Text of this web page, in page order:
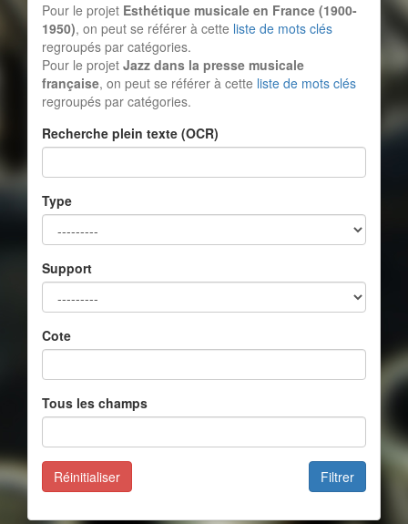
Pour le projet Esthétique musicale en France (1900-
1950), on peut se référer à cette liste de mots clés
regroupés par catégories.
Pour le projet Jazz dans la presse musicale
française, on peut se référer à cette liste de mots clés
regroupés par catégories.
Recherche plein texte (OCR)
Type
Support
Cote
Tous les champs
Filtrer
Réinitialiser